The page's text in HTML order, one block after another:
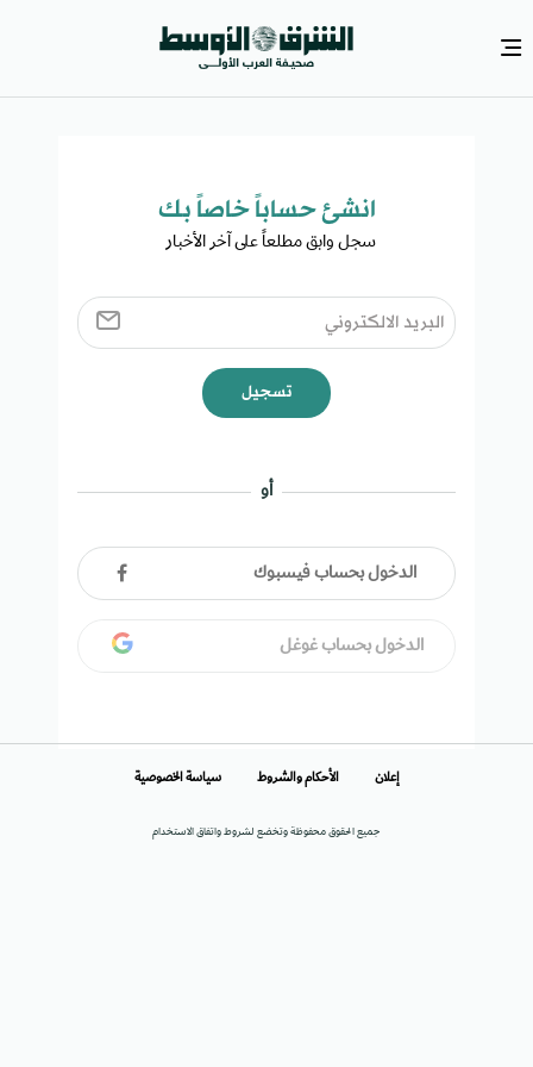
انشئ حساباً خاصاً بك​
سجل وابق مطلعاً على آخر الأخبار ​
تسجيل
أو
الدخول بحساب فيسبوك
الدخول بحساب غوغل
جميع الحقوق محفوظة وتخضع لشروط واتفاق الاستخدام
إعلان الأحكام والشروط سياسة الخصوصية